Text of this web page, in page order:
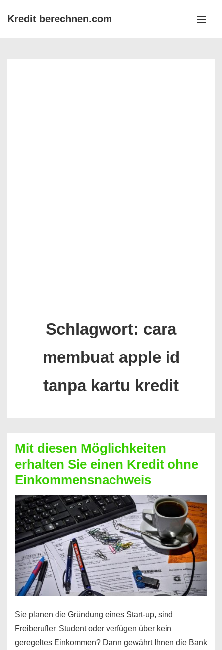
ZumKredit berechnen.com
Schlagwort: cara
membuat apple id
tanpa kartu kredit
Mit diesen Möglichkeiten
erhalten Sie einen Kredit ohne
Einkommensnachweis
Sie planen die Gründung eines Start-up, sind
Freiberufler, Student oder verfügen über kein
geregeltes Einkommen? Dann gewährt Ihnen die Bank